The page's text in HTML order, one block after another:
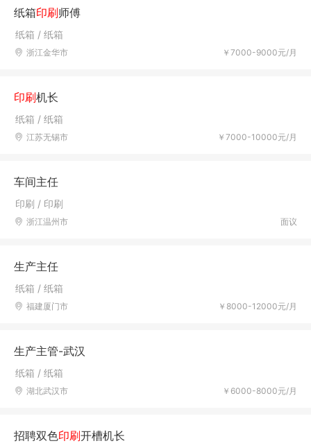
纸箱印刷师傅
纸箱 / 纸箱
￥7000-9000元/月
浙江金华市
印刷机长
纸箱 / 纸箱
￥7000-10000元/月
江苏无锡市
车间主任
印刷 / 印刷
面议
浙江温州市
生产主任
纸箱 / 纸箱
￥8000-12000元/月
福建厦门市
生产主管-武汉
纸箱 / 纸箱
￥6000-8000元/月
湖北武汉市
招聘双色印刷开槽机长